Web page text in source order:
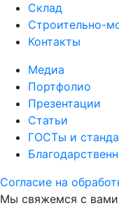
Склад
Строительно-
Контакты
Медиа
Портфолио
Презентации
Статьи
ГОСТы и
Согласие на
Мы свяжемся с вами